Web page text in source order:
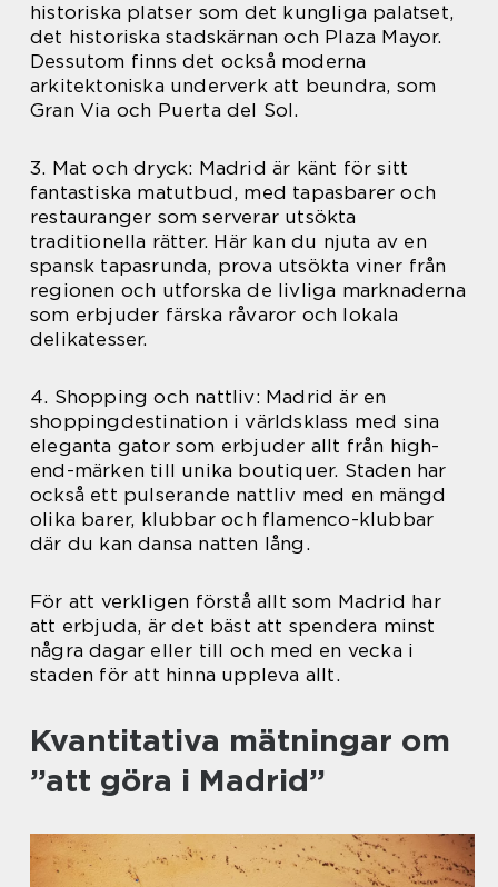
historiska platser som det kungliga palatset,
det historiska stadskärnan och Plaza Mayor.
Dessutom finns det också moderna
arkitektoniska underverk att beundra, som
Gran Via och Puerta del Sol.
3. Mat och dryck: Madrid är känt för sitt
fantastiska matutbud, med tapasbarer och
restauranger som serverar utsökta
traditionella rätter. Här kan du njuta av en
spansk tapasrunda, prova utsökta viner från
regionen och utforska de livliga marknaderna
som erbjuder färska råvaror och lokala
delikatesser.
4. Shopping och nattliv: Madrid är en
shoppingdestination i världsklass med sina
eleganta gator som erbjuder allt från high-
end-märken till unika boutiquer. Staden har
också ett pulserande nattliv med en mängd
olika barer, klubbar och flamenco-klubbar
där du kan dansa natten lång.
För att verkligen förstå allt som Madrid har
att erbjuda, är det bäst att spendera minst
några dagar eller till och med en vecka i
staden för att hinna uppleva allt.
Kvantitativa mätningar om
”att göra i Madrid”